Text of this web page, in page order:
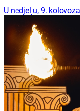
U nedjelju, 9. kolovoza